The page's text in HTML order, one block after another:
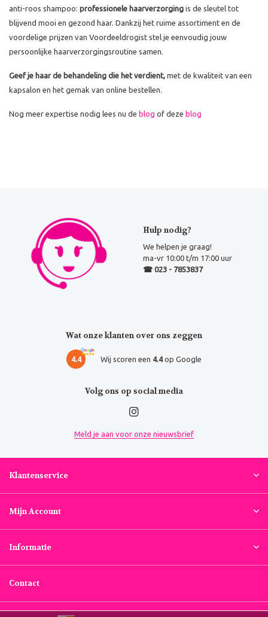
anti-roos shampoo: professionele haarverzorging is de sleutel tot
blijvend mooi en gezond haar. Dankzij het ruime assortiment en de
voordelige prijzen van Voordeeldrogist stel je eenvoudig jouw
persoonlijke haarverzorgingsroutine samen.
Geef je haar de behandeling die het verdient, met de kwaliteit van een
kapsalon en het gemak van online bestellen.
Nog meer expertise nodig lees nu de blog of deze blog
Hulp nodig?
We helpen je graag!
ma-vr 10:00 t/m 17:00 uur
☎ 023 - 7853837
Wat onze klanten over ons zeggen
4.4 Wij scoren een 4.4op Google
Volg ons op social media
Meld je aan voor onze nieuwsbrief
Klantenservice
Mijn Account
Informatie
Contact